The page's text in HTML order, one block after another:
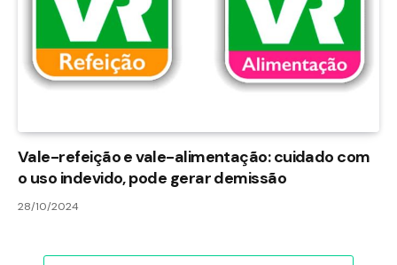
Vale-refeição e vale-alimentação: cuidado com
o uso indevido, pode gerar demissão
28/10/2024